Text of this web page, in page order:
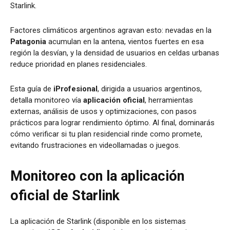
Starlink.
Factores climáticos argentinos agravan esto: nevadas en la
Patagonia acumulan en la antena, vientos fuertes en esa
región la desvían, y la densidad de usuarios en celdas urbanas
reduce prioridad en planes residenciales.
Esta guía de iProfesional, dirigida a usuarios argentinos,
detalla monitoreo vía aplicación oficial, herramientas
externas, análisis de usos y optimizaciones, con pasos
prácticos para lograr rendimiento óptimo. Al final, dominarás
cómo verificar si tu plan residencial rinde como promete,
evitando frustraciones en videollamadas o juegos.
Monitoreo con la aplicación
oficial de Starlink
La aplicación de Starlink (disponible en los sistemas